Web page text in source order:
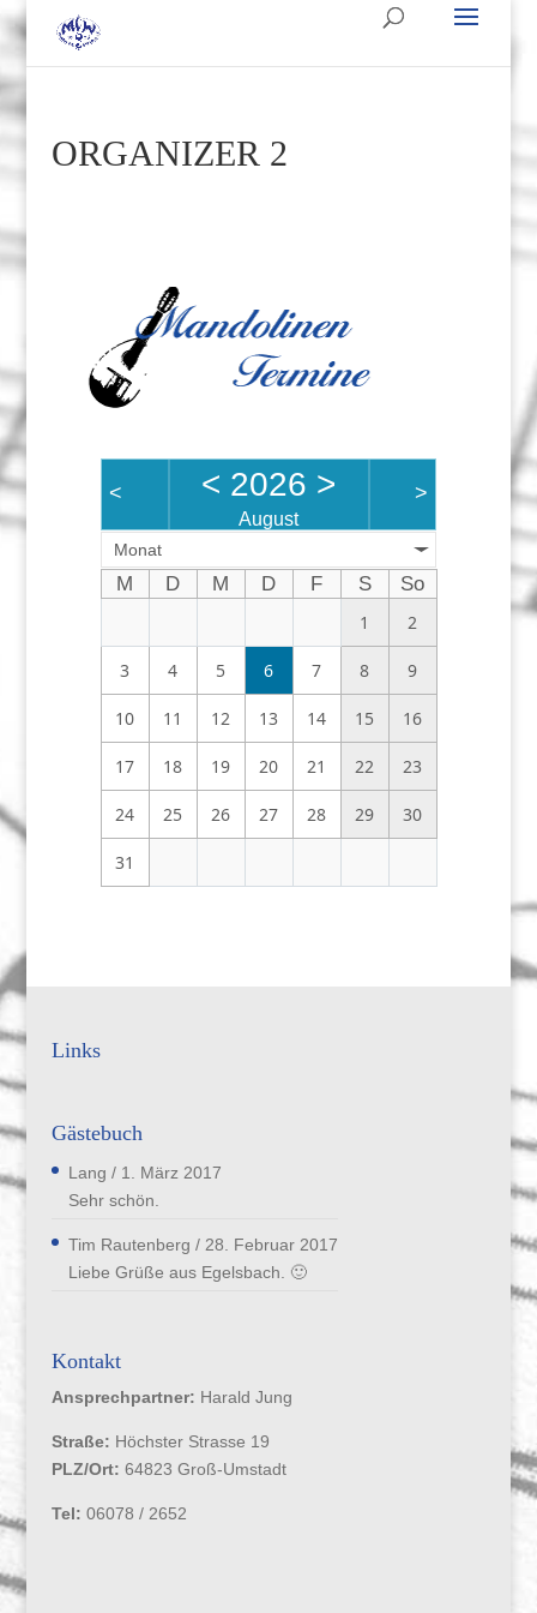
ORGANIZER 2
< < 2026 >
August
>
Monat
M D M D F S
So
1
2
3 4 5 6 7 8 9
10 11 12 13 14 15 16
17 18 19 20 21 22 23
24 25 26 27 28 29 30
31
Links
Gästebuch
Lang / 1. März 2017
Sehr schön.
Tim Rautenberg / 28. Februar 2017
Liebe Grüße aus Egelsbach. 🙂
Kontakt
Ansprechpartner: Harald Jung
Straße: Höchster Strasse 19
PLZ/Ort: 64823 Groß-Umstadt
Tel: 06078 / 2652